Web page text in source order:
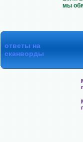
мы
ответы на
сканворды